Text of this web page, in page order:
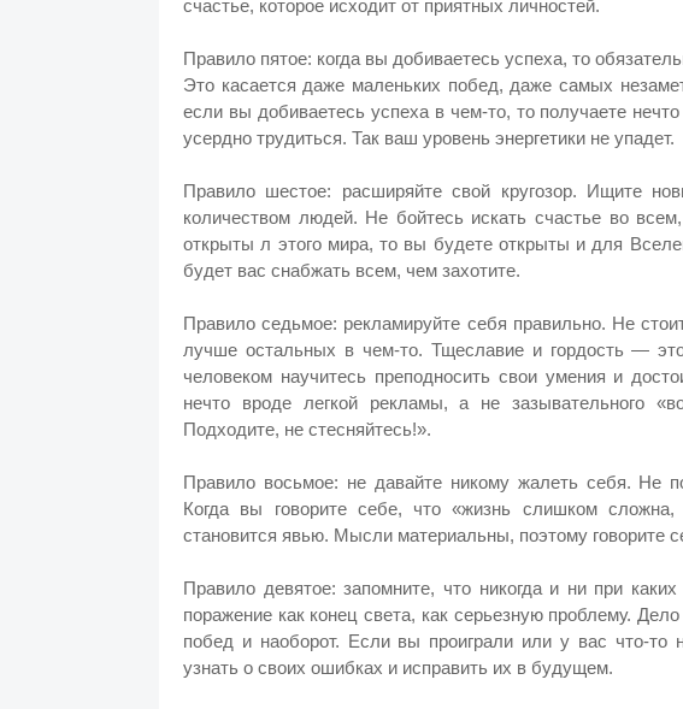
счастье, которое исходит от приятных личностей.
Правило пятое: когда вы добиваетесь успеха, то
Это касается даже маленьких побед, даже самых
если вы добиваетесь успеха в чем-то, то получаете
усердно трудиться. Так ваш уровень энергетики не упадет.
Правило шестое: расширяйте свой кругозор. Ищите
количеством людей. Не бойтесь искать счастье во
открыты л этого мира, то вы будете открыты и для
будет вас снабжать всем, чем захотите.
Правило седьмое: рекламируйте себя правильно. Не
лучше остальных в чем-то. Тщеславие и гордость —
человеком научитесь преподносить свои умения и
нечто вроде легкой рекламы, а не зазывательного
Подходите, не стесняйтесь!».
Правило восьмое: не давайте никому жалеть себя. Не
Когда вы говорите себе, что «жизнь слишком
становится явью. Мысли материальны, поэтому говорите
Правило девятое: запомните, что никогда и ни при
поражение как конец света, как серьезную проблему.
побед и наоборот. Если вы проиграли или у вас что-то
узнать о своих ошибках и исправить их в будущем.